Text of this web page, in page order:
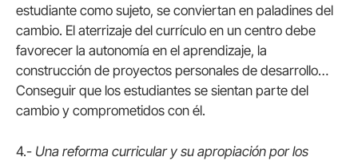
estudiante como sujeto, se conviertan en paladines del
cambio. El aterrizaje del currículo en un centro debe
favorecer la autonomía en el aprendizaje, la
construcción de proyectos personales de desarrollo…
Conseguir que los estudiantes se sientan parte del
cambio y comprometidos con él.
4.- Una reforma curricular y su apropiación por los